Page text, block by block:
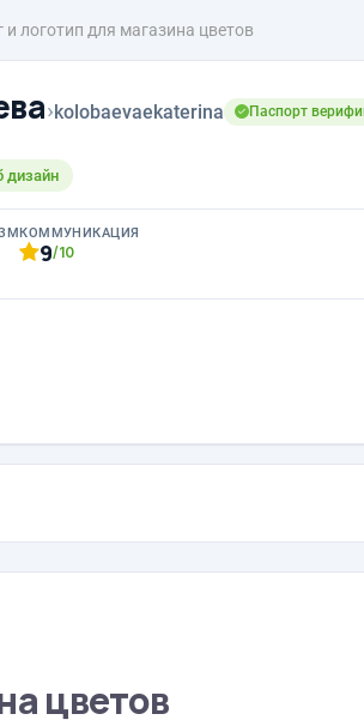
и логотип для магазина цветов
›kolobaevaekaterina
Паспорт
дизайн
КОММУНИКАЦИЯ
9/10
цветов